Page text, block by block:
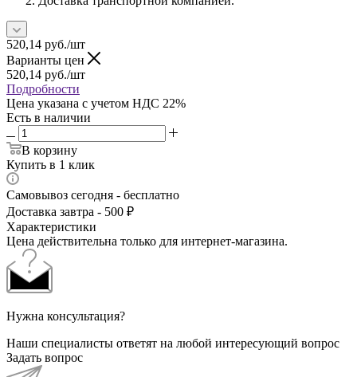
520,14 руб./шт
Варианты цен
520,14 руб./шт
Подробности
Цена указана с учетом НДС 22%
Есть в наличии
В корзину
Купить в 1 клик
Самовывоз сегодня - бесплатно
Доставка завтра - 500 ₽
Характеристики
Цена действительна только для интернет-магазина.
Нужна консультация?
Наши специалисты ответят на любой интересующий вопрос
Задать вопрос